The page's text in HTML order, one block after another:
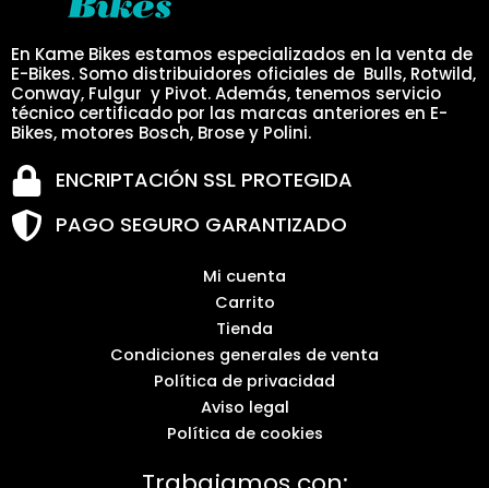
En Kame Bikes estamos especializados en la venta de
E-Bikes. Somo distribuidores oficiales de Bulls, Rotwild,
Conway, Fulgur y Pivot. Además, tenemos servicio
técnico certificado por las marcas anteriores en E-
Bikes, motores Bosch, Brose y Polini.
ENCRIPTACIÓN SSL PROTEGIDA
PAGO SEGURO GARANTIZADO
Mi cuenta
Carrito
Tienda
Condiciones generales de venta
Política de privacidad
Aviso legal
Política de cookies